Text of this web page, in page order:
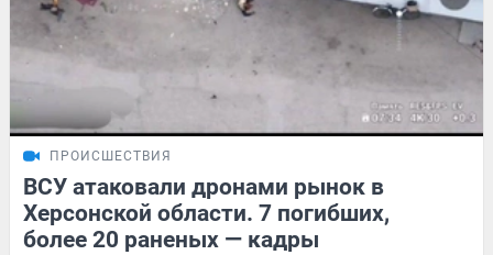
ПРОИСШЕСТВИЯ
ВСУ атаковали дронами рынок в
Херсонской области. 7 погибших,
более 20 раненых — кадры